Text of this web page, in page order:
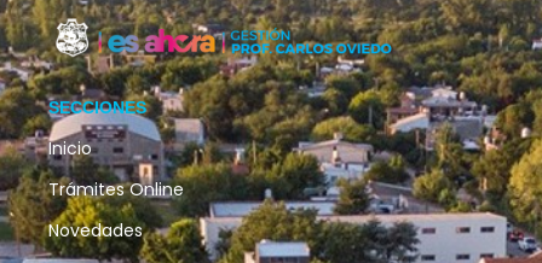
SECCIONES
Inicio
Trámites Online
Novedades